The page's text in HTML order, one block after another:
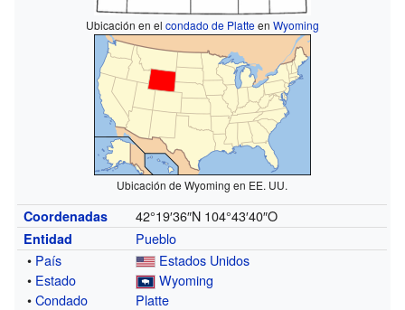
Ubicación en el condado de Platteen Wyoming
Ubicación de Wyoming en EE. UU.
Coordenadas 42°19′36″N 104°43′40″O
Entidad
Pueblo
• País
Estados Unidos
• Estado
Wyoming
•Condado Platte